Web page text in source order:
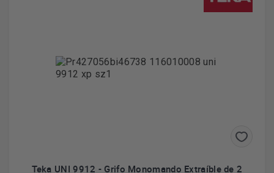
Teka UNI 9912 - Grifo Monomando Extraíble de 2